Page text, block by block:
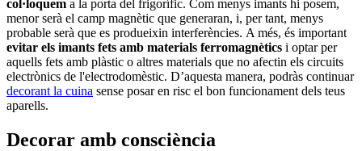
col·loquem a la porta del frigorífic. Com menys imants hi posem,
menor serà el camp magnètic que generaran, i, per tant, menys
probable serà que es produeixin interferències. A més, és important
evitar els imants fets amb materials ferromagnètics i optar per
aquells fets amb plàstic o altres materials que no afectin els circuits
electrònics de l'electrodomèstic. D’aquesta manera, podràs continuar
decorant la cuina sense posar en risc el bon funcionament dels teus
aparells.
Decorar amb consciència